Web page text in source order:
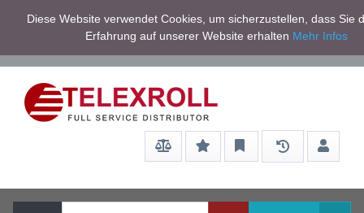
Service/Hilfe
Netto zzgl.
Mwst
Diese Website verwendet Cookies, um sicherzustellen, dass Sie
Erfahrung auf unserer Website erhalten Mehr Infos